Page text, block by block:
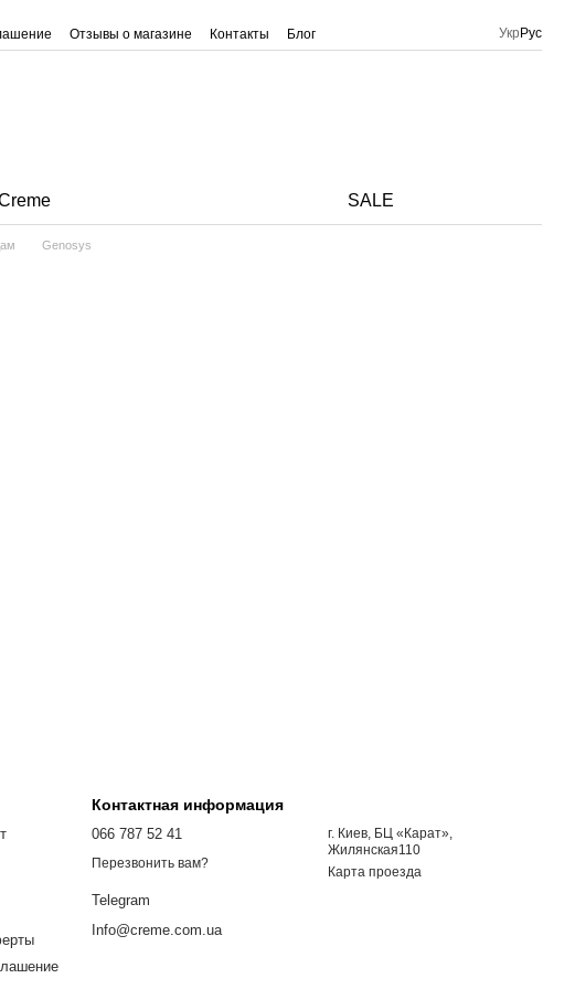
Отзывы о магазине Контакты Блог Укр Рус
SALE
Genosys
Контактная информация
066 787 52 41
Перезвонить вам?
Telegram
Info@creme.com.ua
г. Киев, БЦ «Карат»,
Жилянская110
Карта проезда